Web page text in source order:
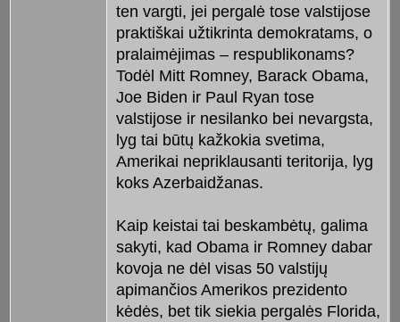
ten vargti, jei pergalė tose valstijose
praktiškai užtikrinta demokratams, o
pralaimėjimas – respublikonams?
Todėl Mitt Romney, Barack Obama,
Joe Biden ir Paul Ryan tose
valstijose ir nesilanko bei nevargsta,
lyg tai būtų kažkokia svetima,
Amerikai nepriklausanti teritorija, lyg
koks Azerbaidžanas.
Kaip keistai tai beskambėtų, galima
sakyti, kad Obama ir Romney dabar
kovoja ne dėl visas 50 valstijų
apimančios Amerikos prezidento
kėdės, bet tik siekia pergalės Florida,